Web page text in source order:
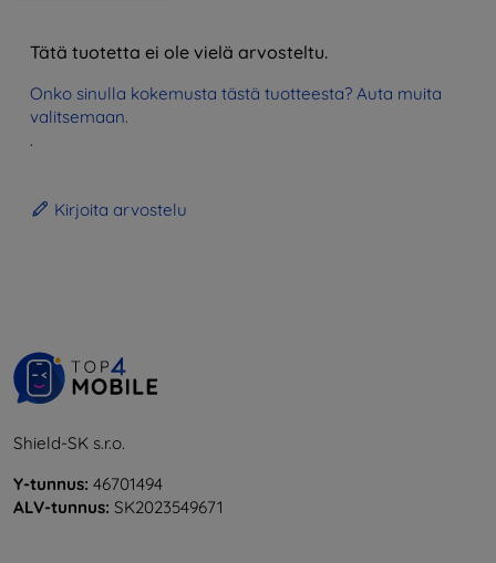
Tätä tuotetta ei ole vielä arvosteltu.
Onko sinulla kokemusta tästä tuotteesta? Auta muita
valitsemaan.
.
Kirjoita arvostelu
Shield-SK s.r.o.
Y-tunnus: 46701494
ALV-tunnus: SK2023549671